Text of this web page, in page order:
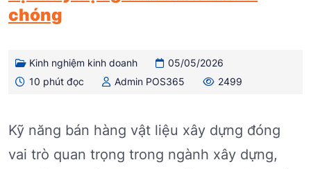
chóng
Kinh nghiệm kinh doanh
05/05/2026
10 phút đọc
Admin POS365 2499
Kỹ năng bán hàng vật liệu xây dựng đóng
vai trò quan trọng trong ngành xây dựng,